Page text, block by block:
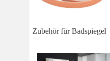
Zubehör für Badspiegel